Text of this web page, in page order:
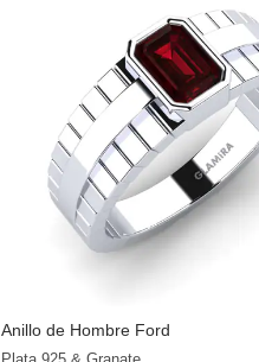
Anillo de Hombre Ford